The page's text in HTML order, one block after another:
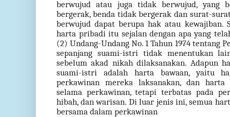
berwujud atau juga tidak berwujud, yang
bergerak, benda tidak bergerak dan surat-
berwujud dapat berupa hak atau kewajiban.
harta pribadi itu sejalan dengan apa yang
(2) Undang-Undang No. 1 Tahun 1974 tentang
sepanjang suami-istri tidak menentukan
sebelum akad nikah dilaksanakan. Adapun
suami-istri adalah harta bawaan, yaitu
perkawinan mereka laksanakan, dan harta
selama perkawinan, tetapi terbatas pada
hibah, dan warisan. Di luar jenis ini, semua
bersama dalam perkawinan